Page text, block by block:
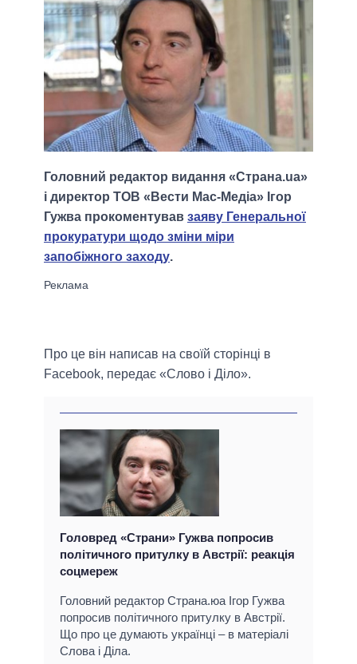
Головний редактор видання «Страна.ua»
і директор ТОВ «Вести Мас-Медіа» Ігор
Гужва прокоментував заяву Генеральної
прокуратури щодо зміни міри
запобіжного заходу.
Про це він написав на своїй сторінці в
Facebook, передає «Слово і Діло».
Головред «Страни» Гужва попросив
політичного притулку в Австрії: реакція
соцмереж
Головний редактор Страна.юа Ігор Гужва
попросив політичного притулку в Австрії.
Що про це думають українці – в матеріалі
Слова і Діла.